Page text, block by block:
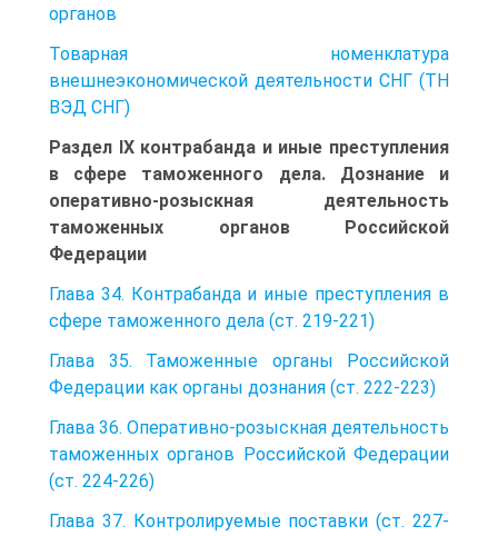
органов
Товарная номенклатура
внешнеэкономической деятельности СНГ (ТН
ВЭД СНГ)
Раздел IX контрабанда и иные преступления
в сфере таможенного дела. Дознание и
оперативно-розыскная деятельность
таможенных органов Российской
Федерации
Глава 34. Контрабанда и иные преступления в
сфере таможенного дела (ст. 219-221)
Глава 35. Таможенные органы Российской
Федерации как органы дознания (ст. 222-223)
Глава 36. Оперативно-розыскная деятельность
таможенных органов Российской Федерации
(ст. 224-226)
Глава 37. Контролируемые поставки (ст. 227-